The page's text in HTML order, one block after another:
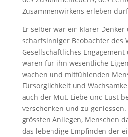
Zusammenwirkens erleben
Er selber war ein klarer
scharfsinniger Beobachter des
Gesellschaftliches
waren für ihn wesentliche
wachen und mitfühlenden
Fürsorglichkeit und
auch der Mut, Liebe und Lust
verschenken und zu
grössten Anliegen, Menschen
das lebendige Empfinden der